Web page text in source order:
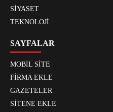
SİYASET
TEKNOLOJİ
SAYFALAR
MOBİL SİTE
FİRMA EKLE
GAZETELER
SİTENE EKLE